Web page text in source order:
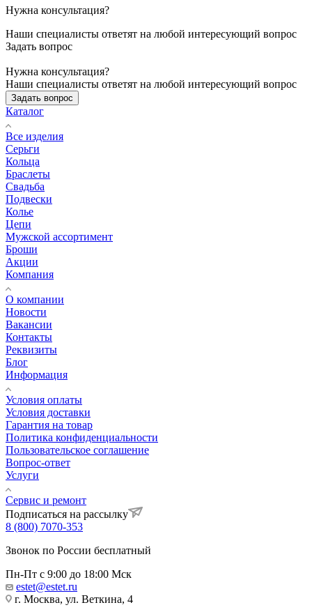
Нужна консультация?
Наши специалисты ответят на любой интересующий вопрос
Задать вопрос
Нужна консультация?
Наши специалисты ответят на любой интересующий вопрос
Задать вопрос
Каталог
Все изделия
Серьги
Кольца
Браслеты
Свадьба
Подвески
Колье
Цепи
Мужской ассортимент
Броши
Акции
Компания
О компании
Новости
Вакансии
Контакты
Реквизиты
Блог
Информация
Условия оплаты
Условия доставки
Гарантия на товар
Политика конфиденциальности
Пользовательское соглашение
Вопрос-ответ
Услуги
Сервис и ремонт
Подписаться на рассылку
8 (800) 7070-353
Звонок по России бесплатный
Пн-Пт с 9:00 до 18:00 Мск
estet@estet.ru
г. Москва, ул. Веткина, 4